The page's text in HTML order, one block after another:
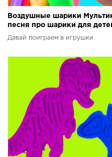
Воздушные шарики
песня про шарики для
Давай поиграем в игрушки